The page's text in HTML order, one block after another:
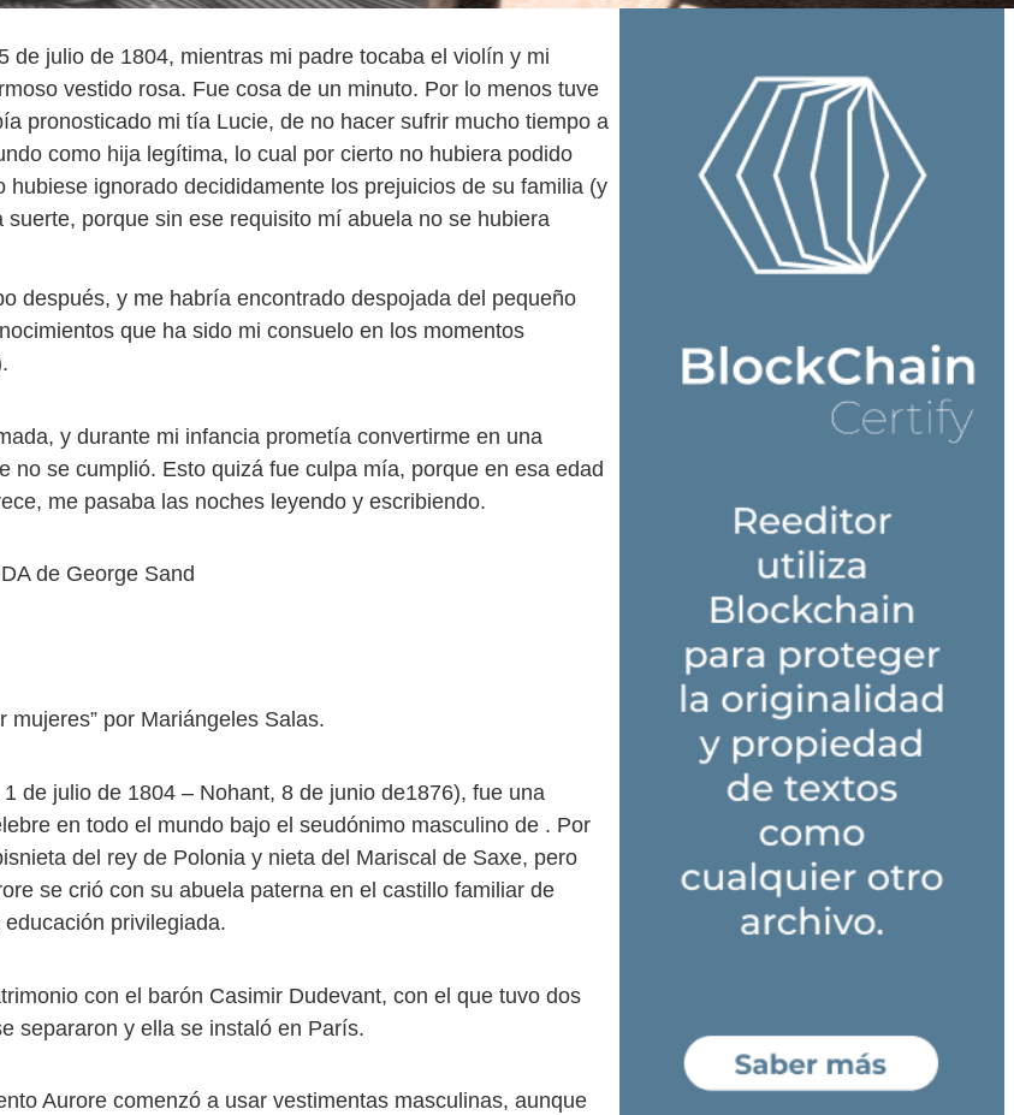
de julio de 1804, mientras mi padre tocaba el violín y mi
vestido rosa. Fue cosa de un minuto. Por lo menos tuve
pronosticado mi tía Lucie, de no hacer sufrir mucho tiempo a
como hija legítima, lo cual por cierto no hubiera podido
hubiese ignorado decididamente los prejuicios de su familia (y
suerte, porque sin ese requisito mí abuela no se hubiera
después, y me habría encontrado despojada del pequeño
que ha sido mi consuelo en los momentos
y durante mi infancia prometía convertirme en una
no se cumplió. Esto quizá fue culpa mía, porque en esa edad
me pasaba las noches leyendo y escribiendo.
de George Sand
mujeres” por Mariángeles Salas.
de julio de 1804 – Nohant, 8 de junio de1876), fue una
en todo el mundo bajo el seudónimo masculino de . Por
del rey de Polonia y nieta del Mariscal de Saxe, pero
se crió con su abuela paterna en el castillo familiar de
privilegiada.
con el barón Casimir Dudevant, con el que tuvo dos
separaron y ella se instaló en París.
Aurore comenzó a usar vestimentas masculinas, aunque